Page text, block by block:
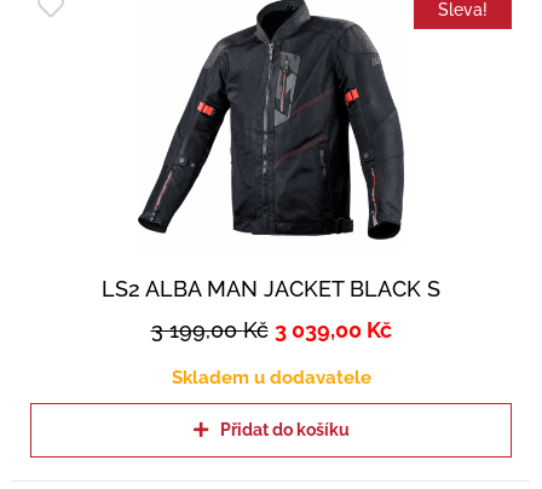
Sleva!
LS2 ALBA MAN JACKET BLACK S
3 199,00Kč 3 039,00 Kč
Skladem u dodavatele
Přidat do košíku